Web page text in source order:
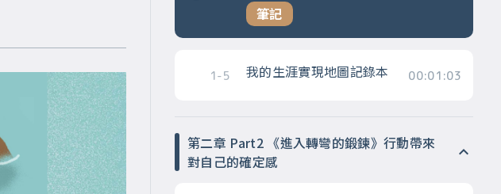
筆記
1-5 我的生涯實現地圖記錄本 00:01:03
第二章 Part2 《進入轉彎的鍛鍊》行動帶來
對自己的確定感